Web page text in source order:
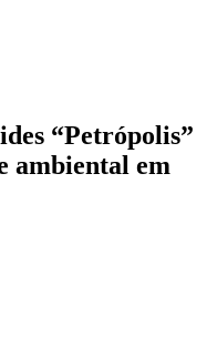
“Petrópolis”
ambiental em